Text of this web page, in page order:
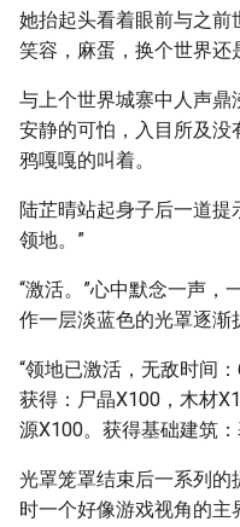
她抬起头看着眼前与之前
笑容，麻蛋，换个世界还
与上个世界城寨中人声鼎
安静的可怕，入目所及
鸦嘎嘎的叫着。
陆芷晴站起身子后一道提
领地。”
“激活。”心中默念一声，
作一层淡蓝色的光罩逐渐
“领地已激活，无敌时间
获得：尸晶X100，木材
源X100。获得基础建筑
光罩笼罩结束后一系列的
时一个好像游戏视角的